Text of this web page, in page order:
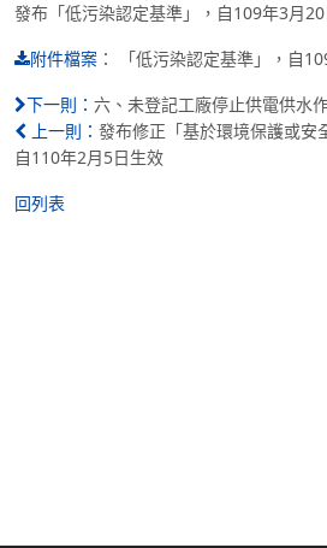
發布「低污染認定基準」，自109年3月
附件檔案 ： 「低污染認定基準」，自
下一則： 六、未登記工廠停止供電供水
上一則： 發布修正「基於環境保護或安
自110年2月5日生效
回列表